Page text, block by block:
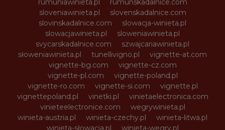
rumuniawinieta.pl
rumunskadalnice.com
sloveniawinieta.pl
slovenskadalnice.com
slovinskadalnice.com
slowacja-winieta.pl
slowacjawinieta.pl
sloweniawinieta.pl
svycarskadalnice.com
szwajcariawinieta.pl
słoweniawinieta.pl
tunellivigno.pl
vignette-at.com
vignette-bg.com
vignette-cz.com
vignette-pl.com
vignette-poland.pl
vignette-ro.com
vignette-si.com
vignette.pl
vignettepoland.pl
vinetki.pl
vinietaelectronica.com
vinieteelectronice.com
wegrywinieta.pl
winieta-austria.pl
winieta-czechy.pl
winieta-litwa.pl
winieta-słowacja.pl
winieta-wegry.pl